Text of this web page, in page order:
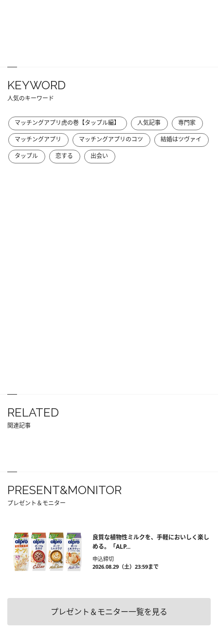
KEYWORD
人気のキーワード
マッチングアプリ虎の巻【タップル編】 人気記事
専門家
マッチングアプリ
マッチングアプリのコツ
結婚はツヴァイ
タップル
恋する 出会い
RELATED
関連記事
PRESENT&MONITOR
プレゼント＆モニター
良質な植物性ミルクを、手軽においしく楽し
める。「ALP...
申込締切
2026.08.29（土）23:59まで
プレゼント＆モニター一覧を見る